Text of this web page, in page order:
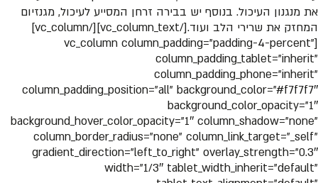
את מנגנון העיכול. בנוסף יש בבירה זרחן המסייע לעיכול, מגנזיום
המחזק את שרירי הלב ועוד.[/vc_column_text][/vc_column]
[vc_column column_padding=”padding-4-percent”
column_padding_tablet=”inherit”
column_padding_phone=”inherit”
column_padding_position=”all” background_color=”#f7f7f7″
background_color_opacity=”1″
background_hover_color_opacity=”1″ column_shadow=”none”
column_border_radius=”none” column_link_target=”_self”
gradient_direction=”left_to_right” overlay_strength=”0.3″
width=”1/3″ tablet_width_inherit=”default”